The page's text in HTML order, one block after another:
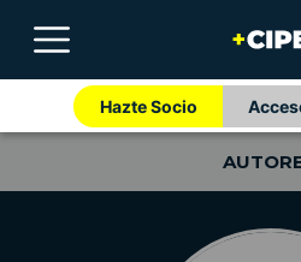
Hazte Socio